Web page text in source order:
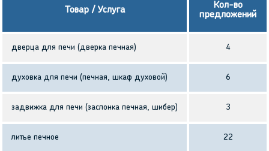
Товар / Услуга
Кол-во
предложений
дверца для печи (дверка печная) 4
духовка для печи (печная, шкаф духовой) 6
задвижка для печи (заслонка печная, шибер) 3
литье печное 22